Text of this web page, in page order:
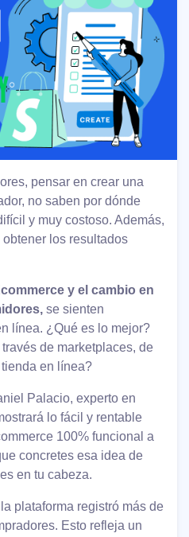
pensar en crear una
no saben por dónde
y muy costoso. Además,
los resultados
y el cambio en
se sienten
línea. ¿Qué es lo mejor?
de marketplaces, de
en línea?
Palacio, experto en
lo fácil y rentable
100% funcional a
concretes esa idea de
en tu cabeza.
plataforma registró más de
Esto refleja un